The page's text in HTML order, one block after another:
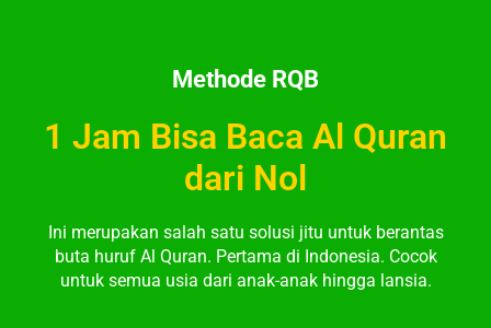
Methode RQB
1 Jam Bisa Baca Al Quran
dari Nol
Ini merupakan salah satu solusi jitu untuk berantas
buta huruf Al Quran. Pertama di Indonesia. Cocok
untuk semua usia dari anak-anak hingga lansia.